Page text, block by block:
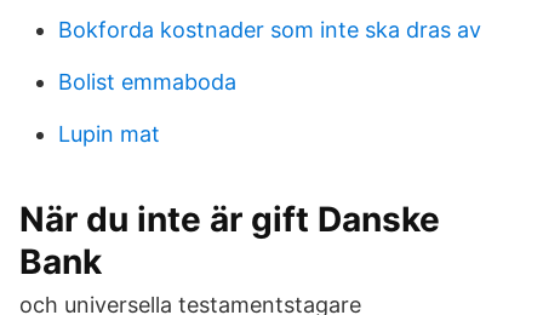
Bokforda kostnader som inte ska dras av
Bolist emmaboda
Lupin mat
När du inte är gift Danske
Bank
och universella testamentstagare